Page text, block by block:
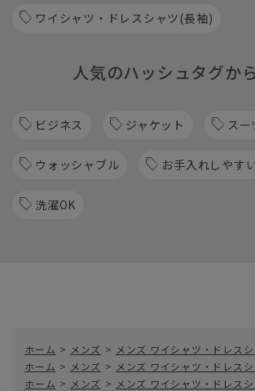
ワイシャツ・ドレスシャツ(長袖)
人気のハッシュタグか
ビジネス ジャケット スー
ウォッシャブル お手入れしやす
洗濯OK
ホーム > メンズ > メンズ ワイシャツ・ドレス
ホーム > メンズ > メンズ ワイシャツ・ドレス
ホーム > メンズ > メンズ ワイシャツ・ドレス